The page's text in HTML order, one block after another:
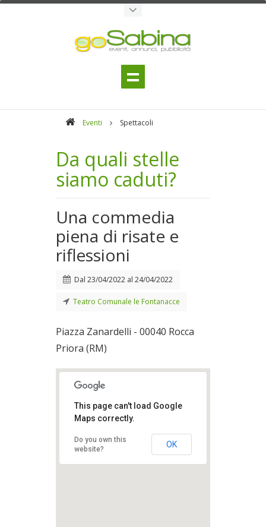
Eventi Spettacoli
Da quali stelle
siamo caduti?
Una commedia
piena di risate e
riflessioni
Dal 23/04/2022 al 24/04/2022
Teatro Comunale le Fontanacce
Piazza Zanardelli - 00040 Rocca
Priora (RM)
This page can't load Google
Maps correctly.
Do you own this
website?
OK